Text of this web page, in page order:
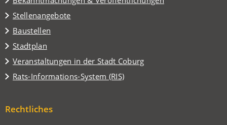
Stellenangebote
Baustellen
Stadtplan
(Öffnet
in
einem
neuen
Veranstaltungen in der Stadt Coburg
(Öffnet
in
einem
Tab)
Rats-Informations-System (RIS)
(Öffnet
neuen
Rechtliches